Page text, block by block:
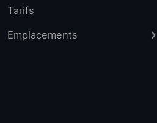
Tarifs
Emplacements